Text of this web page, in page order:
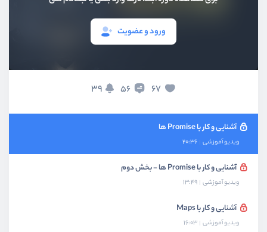
ورود و عضویت
67
56
39
آشنایی و کار با Promise ها
ویدیو آموزشی 20:36
آشنایی و کار با Promise ها - بخش دوم
ویدیو آموزشی 13:49
آشنایی و کار با Maps
ویدیو آموزشی 16:03